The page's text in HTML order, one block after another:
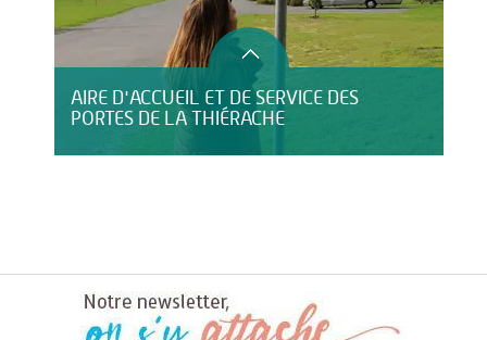
AIRE D'ACCUEIL ET DE SERVICE DES
PORTES DE LA THIÉRACHE